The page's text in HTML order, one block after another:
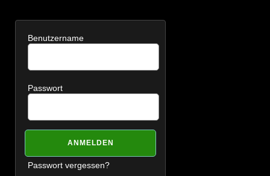
Benutzername
Passwort
Passwort vergessen?